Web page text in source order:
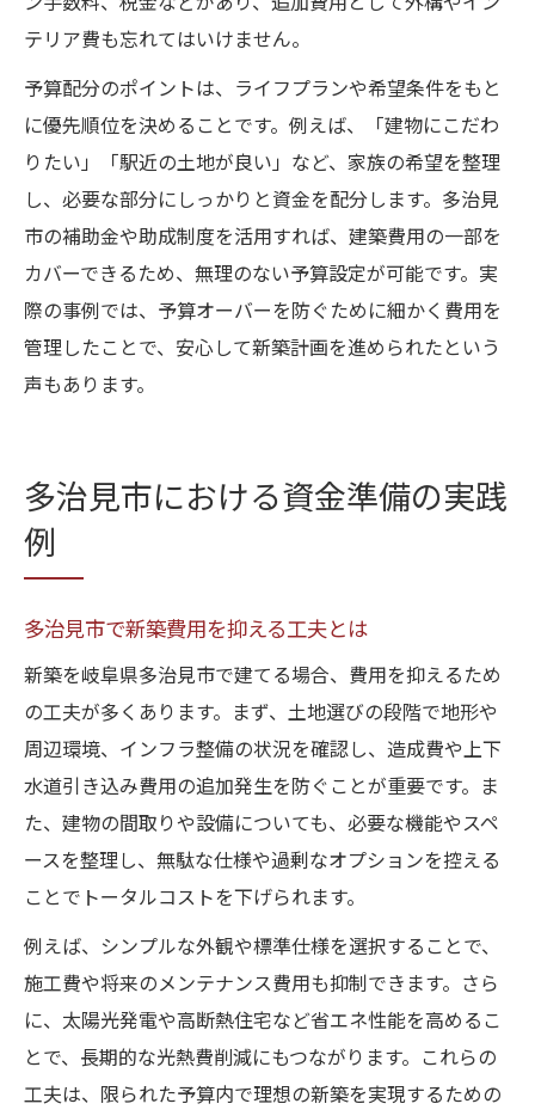
テリア費も忘れてはいけません。
予算配分のポイントは、ライフプランや希望条件をもと
に優先順位を決めることです。例えば、「建物にこだわ
りたい」「駅近の土地が良い」など、家族の希望を整理
し、必要な部分にしっかりと資金を配分します。多治見
市の補助金や助成制度を活用すれば、建築費用の一部を
カバーできるため、無理のない予算設定が可能です。実
際の事例では、予算オーバーを防ぐために細かく費用を
管理したことで、安心して新築計画を進められたという
声もあります。
多治見市における資金準備の実践
例
多治見市で新築費用を抑える工夫とは
新築を岐阜県多治見市で建てる場合、費用を抑えるため
の工夫が多くあります。まず、土地選びの段階で地形や
周辺環境、インフラ整備の状況を確認し、造成費や上下
水道引き込み費用の追加発生を防ぐことが重要です。ま
た、建物の間取りや設備についても、必要な機能やスペ
ースを整理し、無駄な仕様や過剰なオプションを控える
ことでトータルコストを下げられます。
例えば、シンプルな外観や標準仕様を選択することで、
施工費や将来のメンテナンス費用も抑制できます。さら
に、太陽光発電や高断熱住宅など省エネ性能を高めるこ
とで、長期的な光熱費削減にもつながります。これらの
工夫は、限られた予算内で理想の新築を実現するための